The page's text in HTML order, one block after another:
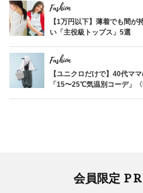
Fashion
【1万円以下】薄着でも間が
い「主役級トップス」5選
Fashion
【ユニクロだけで】40代マ
「15〜25℃気温別コーデ」〈
会員限定